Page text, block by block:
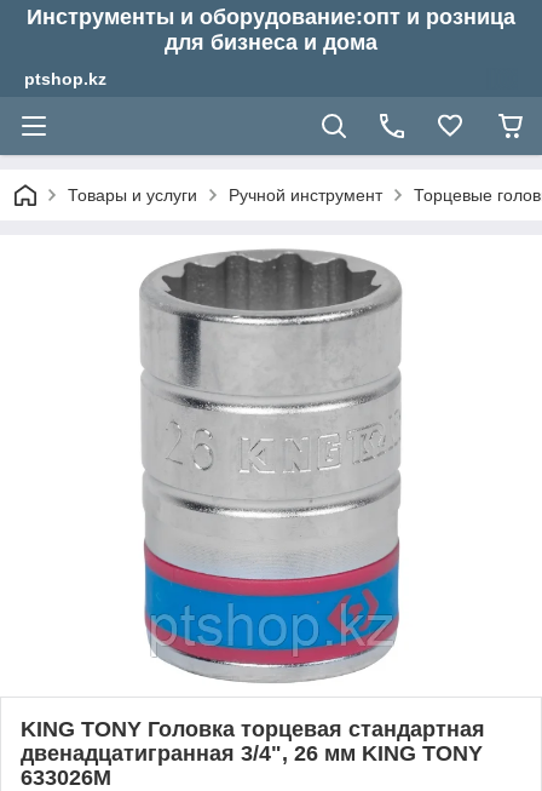
Инструменты и оборудование:опт и розница
для бизнеса и дома
ptshop.kz
Товары и услуги Ручной инструмент Торцевые
KING TONY Головка торцевая стандартная
двенадцатигранная 3/4", 26 мм KING TONY
633026M